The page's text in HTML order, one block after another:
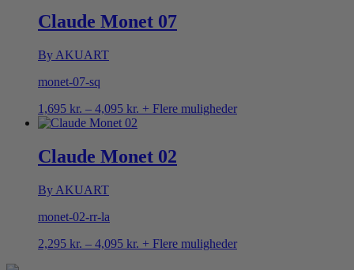
4,095 kr.
Claude Monet 07
By AKUART
monet-07-sq
1,695 kr. – 4,095 kr. Prisinterval:
4,095 kr.
+ Flere muligheder
Claude Monet 02
By AKUART
monet-02-rr-la
2,295 kr. – 4,095 kr. Prisinterval:
+ Flere muligheder